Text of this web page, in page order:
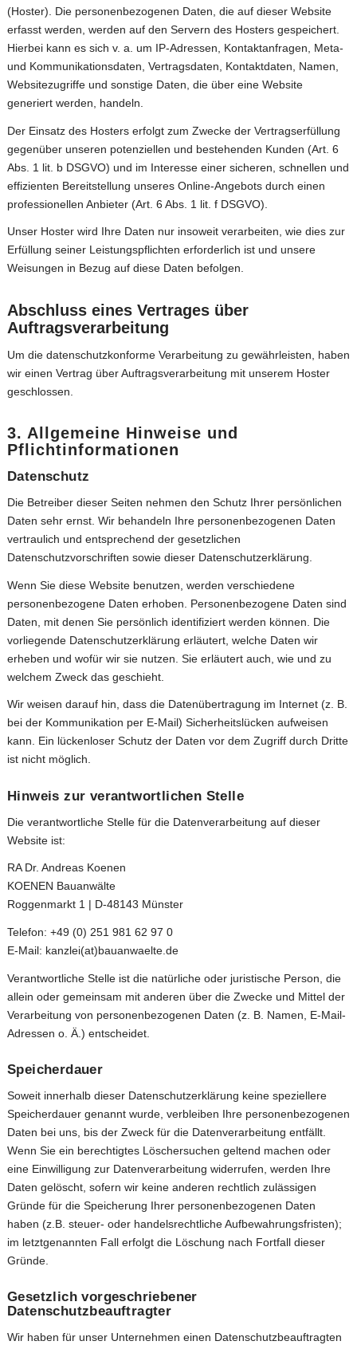
(Hoster). Die personenbezogenen Daten, die auf dieser Website
erfasst werden, werden auf den Servern des Hosters gespeichert.
Hierbei kann es sich v. a. um IP-Adressen, Kontaktanfragen, Meta-
und Kommunikationsdaten, Vertragsdaten, Kontaktdaten, Namen,
Websitezugriffe und sonstige Daten, die über eine Website
generiert werden, handeln.
Der Einsatz des Hosters erfolgt zum Zwecke der Vertragserfüllung
gegenüber unseren potenziellen und bestehenden Kunden (Art. 6
Abs. 1 lit. b DSGVO) und im Interesse einer sicheren, schnellen und
effizienten Bereitstellung unseres Online-Angebots durch einen
professionellen Anbieter (Art. 6 Abs. 1 lit. f DSGVO).
Unser Hoster wird Ihre Daten nur insoweit verarbeiten, wie dies zur
Erfüllung seiner Leistungspflichten erforderlich ist und unsere
Weisungen in Bezug auf diese Daten befolgen.
Abschluss eines Vertrages über
Auftragsverarbeitung
Um die datenschutzkonforme Verarbeitung zu gewährleisten, haben
wir einen Vertrag über Auftragsverarbeitung mit unserem Hoster
geschlossen.
3. Allgemeine Hinweise und
Pflichtinformationen
Datenschutz
Die Betreiber dieser Seiten nehmen den Schutz Ihrer persönlichen
Daten sehr ernst. Wir behandeln Ihre personenbezogenen Daten
vertraulich und entsprechend der gesetzlichen
Datenschutzvorschriften sowie dieser Datenschutzerklärung.
Wenn Sie diese Website benutzen, werden verschiedene
personenbezogene Daten erhoben. Personenbezogene Daten sind
Daten, mit denen Sie persönlich identifiziert werden können. Die
vorliegende Datenschutzerklärung erläutert, welche Daten wir
erheben und wofür wir sie nutzen. Sie erläutert auch, wie und zu
welchem Zweck das geschieht.
Wir weisen darauf hin, dass die Datenübertragung im Internet (z. B.
bei der Kommunikation per E-Mail) Sicherheitslücken aufweisen
kann. Ein lückenloser Schutz der Daten vor dem Zugriff durch Dritte
ist nicht möglich.
Hinweis zur verantwortlichen Stelle
Die verantwortliche Stelle für die Datenverarbeitung auf dieser
Website ist:
RA Dr. Andreas Koenen
KOENEN Bauanwälte
Roggenmarkt 1 | D-48143 Münster
Telefon: +49 (0) 251 981 62 97 0
E-Mail: kanzlei(at)bauanwaelte.de
Verantwortliche Stelle ist die natürliche oder juristische Person, die
allein oder gemeinsam mit anderen über die Zwecke und Mittel der
Verarbeitung von personenbezogenen Daten (z. B. Namen, E-Mail-
Adressen o. Ä.) entscheidet.
Speicherdauer
Soweit innerhalb dieser Datenschutzerklärung keine speziellere
Speicherdauer genannt wurde, verbleiben Ihre personenbezogenen
Daten bei uns, bis der Zweck für die Datenverarbeitung entfällt.
Wenn Sie ein berechtigtes Löschersuchen geltend machen oder
eine Einwilligung zur Datenverarbeitung widerrufen, werden Ihre
Daten gelöscht, sofern wir keine anderen rechtlich zulässigen
Gründe für die Speicherung Ihrer personenbezogenen Daten
haben (z.B. steuer- oder handelsrechtliche Aufbewahrungsfristen);
im letztgenannten Fall erfolgt die Löschung nach Fortfall dieser
Gründe.
Gesetzlich vorgeschriebener
Datenschutzbeauftragter
Wir haben für unser Unternehmen einen Datenschutzbeauftragten